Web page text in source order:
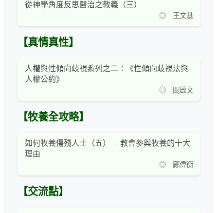
從神學角度反思醫治之教義（三）
◎ 王文基
【真情真性】
人權與性傾向歧視系列之二：《性傾向歧視法與
人權公約》
◎ 關啟文
【牧養全攻略】
如何牧養傷殘人士（五） ﹣教會參與牧養的十大
理由
◎ 鄺偉衡
【交流點】